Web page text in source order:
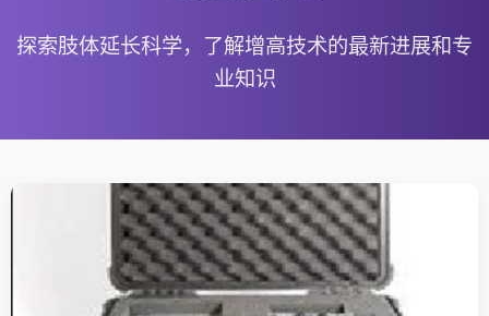
探索肢体延长科学，了解增高技术的最新进展和专
业知识